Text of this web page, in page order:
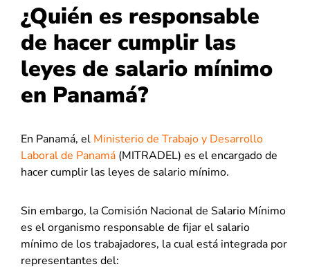
¿Quién es responsable
de hacer cumplir las
leyes de salario mínimo
en Panamá?
En Panamá, el Ministerio de Trabajo y Desarrollo
Laboral de Panamá (MITRADEL) es el encargado de
hacer cumplir las leyes de salario mínimo.
Sin embargo, la Comisión Nacional de Salario Mínimo
es el organismo responsable de fijar el salario
mínimo de los trabajadores, la cual está integrada por
representantes del: